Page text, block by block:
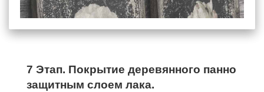
7 Этап. Покрытие деревянного панно
защитным слоем лака.